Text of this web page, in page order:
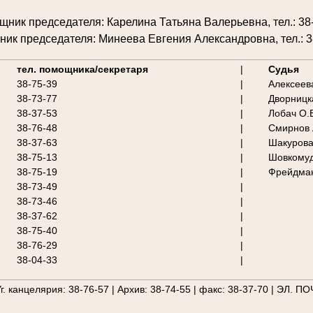
председателя: Карелина Татьяна Валерьевна, тел.:
председателя: Минеева Евгения Александровна, тел.:
тел. помощника/секретаря
|
Судья
38-75-39
|
38-73-77
|
38-37-53
|
Лобач
38-76-48
|
Смирнов
38-37-63
|
38-75-13
|
38-75-19
|
38-73-49
|
38-73-46
|
38-37-62
|
38-75-40
|
38-76-29
|
38-04-33
|
канцелярия: 38-76-57 | Архив: 38-74-55 | факс: 38-37-70 | ЭЛ.